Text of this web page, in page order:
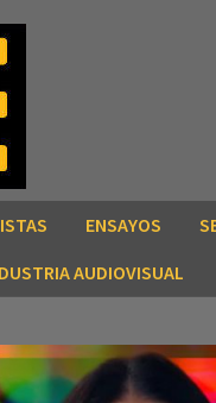
ENSAYOS
AUDIOVISUAL